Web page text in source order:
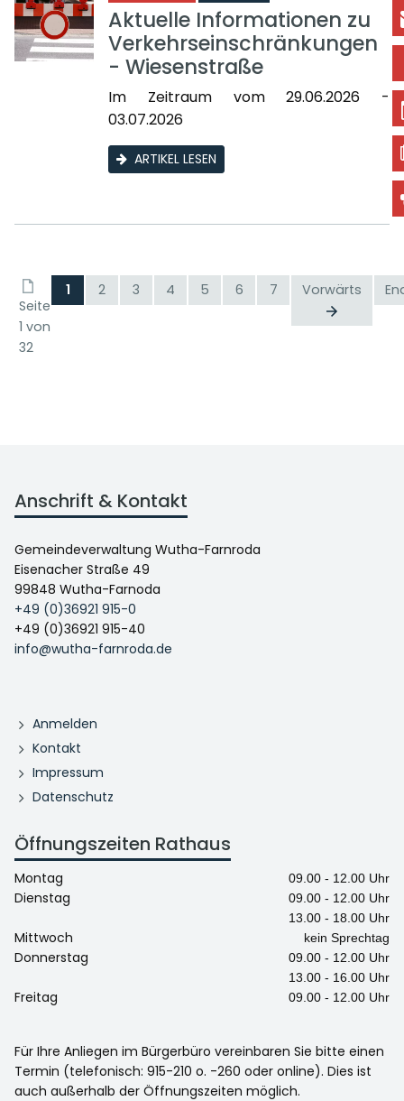
Aktuelle Informationen zu
Verkehrseinschränkungen
- Wiesenstraße
Im Zeitraum vom 29.06.2026 -
03.07.2026
ARTIKEL LESEN
Seite
1 von
32
1 2 3 4 5 6 7 Vorwärts
Anschrift & Kontakt
Gemeindeverwaltung Wutha-Farnroda
Eisenacher Straße 49
99848 Wutha-Farnoda
+49 (0)36921 915-0
+49 (0)36921 915-40
info@wutha-farnroda.de
Anmelden
Kontakt
Impressum
Datenschutz
Öffnungszeiten Rathaus
Montag 09.00 - 12.00 Uhr
Dienstag
09.00 - 12.00 Uhr
13.00 - 18.00 Uhr
Mittwoch kein Sprechtag
Donnerstag
09.00 - 12.00 Uhr
13.00 - 16.00 Uhr
Freitag 09.00 - 12.00 Uhr
Für Ihre Anliegen im Bürgerbüro vereinbaren Sie bitte einen
Termin (telefonisch: 915-210 o. -260 oder online). Dies ist
auch außerhalb der Öffnungszeiten möglich.